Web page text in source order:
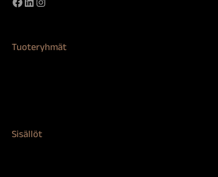
Tuoteryhmät
Sisällöt